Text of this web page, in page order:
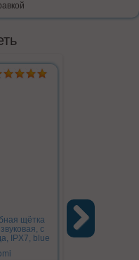
щётка
с
IPX7, blue